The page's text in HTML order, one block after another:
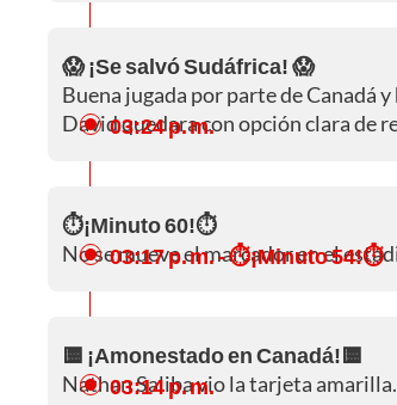
😱 ¡Se salvó Sudáfrica! 😱
Buena jugada por parte de Canadá
David quedara con opción clara de
03:24 p. m.
⏱️¡Minuto 60!⏱️
No se mueve el marcador en el
03:17 p. m.- ⏱️¡Minuto 54!⏱️
🟨 ¡Amonestado en Canadá!🟨
Nathan Saliba vio la tarjeta amarilla.
03:14 p. m.